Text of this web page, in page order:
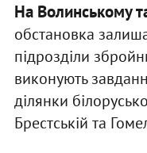
На Волинському
обстановка
підрозділи
виконують
ділянки
Брестській та